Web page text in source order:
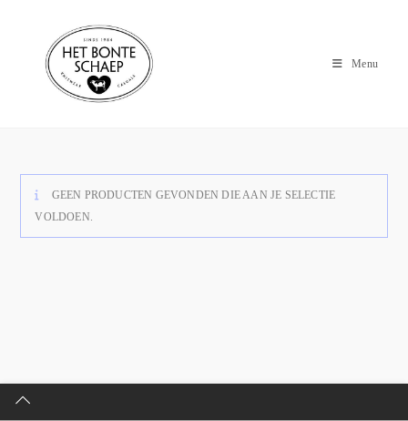
Menu
GEEN PRODUCTEN GEVONDEN DIE AAN JE SELECTIE
VOLDOEN.